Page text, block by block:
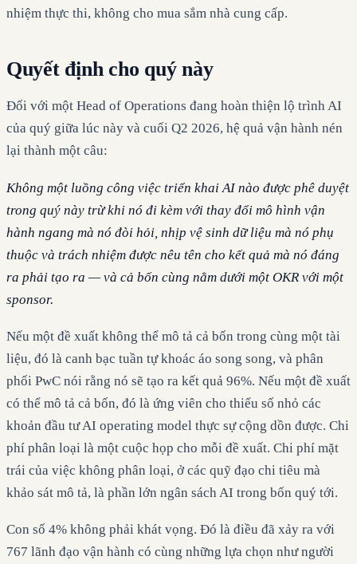
nhiệm thực thi, không cho mua sắm nhà cung cấp.
Quyết định cho quý này
Đối với một Head of Operations đang hoàn thiện lộ trình AI
của quý giữa lúc này và cuối Q2 2026, hệ quả vận hành nén
lại thành một câu:
Không một luồng công việc triển khai AI nào được phê duyệt
trong quý này trừ khi nó đi kèm với thay đổi mô hình vận
hành ngang mà nó đòi hỏi, nhịp vệ sinh dữ liệu mà nó phụ
thuộc và trách nhiệm được nêu tên cho kết quả mà nó đáng
ra phải tạo ra — và cả bốn cùng nằm dưới một OKR với một
sponsor.
Nếu một đề xuất không thể mô tả cả bốn trong cùng một tài
liệu, đó là canh bạc tuần tự khoác áo song song, và phân
phối PwC nói rằng nó sẽ tạo ra kết quả 96%. Nếu một đề xuất
có thể mô tả cả bốn, đó là ứng viên cho thiểu số nhỏ các
khoản đầu tư AI operating model thực sự cộng dồn được. Chi
phí phân loại là một cuộc họp cho mỗi đề xuất. Chi phí mặt
trái của việc không phân loại, ở các quỹ đạo chi tiêu mà
khảo sát mô tả, là phần lớn ngân sách AI trong bốn quý tới.
Con số 4% không phải khát vọng. Đó là điều đã xảy ra với
767 lãnh đạo vận hành có cùng những lựa chọn như người